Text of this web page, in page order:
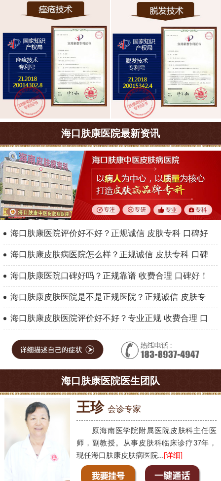
海口肤康医院最新资讯
海口肤康医院评价好不好？正规诚信 皮肤专科 口碑好
海口肤康皮肤病医院怎么样？正规诚信 皮肤专科 口碑
海口肤康医院口碑好吗？正规靠谱 收费合理 口碑好！
海口肤康皮肤医院是不是正规医院？正规诚信 皮肤专
海口肤康皮肤医院评价好不好？专业正规 收费合理 口
海口肤康医院医生团队
王珍 会诊专家
原海南医学院附属医院皮肤科主任医
师，副教授。从事皮肤科临床诊疗37年，
现任海口肤康皮肤病医院...[详细]